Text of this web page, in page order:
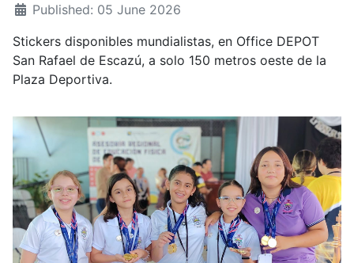
Published: 05 June 2026
Stickers disponibles mundialistas, en Office DEPOT
San Rafael de Escazú, a solo 150 metros oeste de la
Plaza Deportiva.